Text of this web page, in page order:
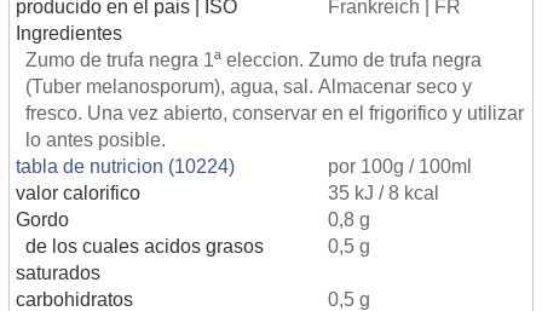
producido en el pais | ISO
Frankreich | FR
Ingredientes
Zumo de trufa negra 1ª eleccion. Zumo de trufa negra
(Tuber melanosporum), agua, sal. Almacenar seco y
fresco. Una vez abierto, conservar en el frigorifico y utilizar
lo antes posible.
tabla de nutricion (10224)
por 100g / 100ml
valor calorifico
35 kJ / 8 kcal
Gordo
0,8 g
de los cuales acidos grasos
saturados
0,5 g
carbohidratos
0,5 g